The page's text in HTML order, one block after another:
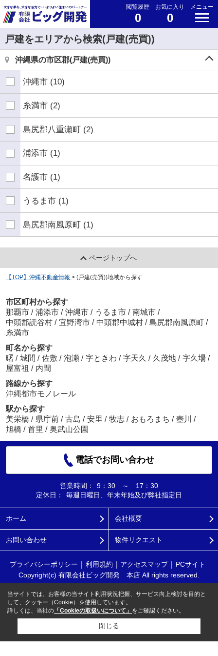
閲覧履歴
0
お気に入り
0
メニュー
戸建をエリアから検索(戸建(売買))
沖縄県の市区郡(戸建(売買))
沖縄市 (10)
糸満市 (2)
島尻郡八重瀬町 (2)
浦添市 (1)
名護市 (1)
うるま市 (1)
島尻郡南風原町 (1)
ページトップへ
【TOP】沖縄不動産情報 > (戸建(売買))地域から探す
市区町村から探す
那覇市 / 浦添市 / 沖縄市 / うるま市 / 南城市 /
中頭郡読谷村 / 宜野湾市 / 中頭郡中城村 / 島尻郡南風原町 /
糸満市
町名から探す
曙 / 城間 / 佐敷 / 泡瀬 / 字ときわ / 字天久 / 久茂地 / 字久場 /
屋富祖 / 内間
路線から探す
沖縄都市モノレール
駅から探す
美栄橋 / 県庁前 / 古島 / 安里 / 牧志 / おもろまち / 壺川
/
旭橋 / 首里 / 奥武山公園
電話でお問い合わせ
営業時間：
9：30 ～ 17：30
定休日：
毎週日曜日、年末年始及び弊社指定日
ホーム 会社概要
お問い合わせ 物件リクエスト
プライバシーポリシー 利用規約 アクセスマップ
PCサイト
Copyright(c) 有限会社ビッグ開発 本店 All rights reserved.
当サイトでは、お客様の当サイト利用状況把握、サービス向上検討を目的と
して、クッキー（Cookie）を使用しています。
詳しくは、当社の 「Cookieの取扱いについて」 をご確認ください。
閉じる